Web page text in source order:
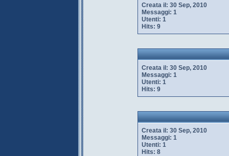
Creata il: 30 Sep, 2010
Messaggi: 1
Utenti: 1
Hits: 9
Creata il: 30 Sep, 2010
Messaggi: 1
Utenti: 1
Hits: 9
Creata il: 30 Sep, 2010
Messaggi: 1
Utenti: 1
Hits: 8